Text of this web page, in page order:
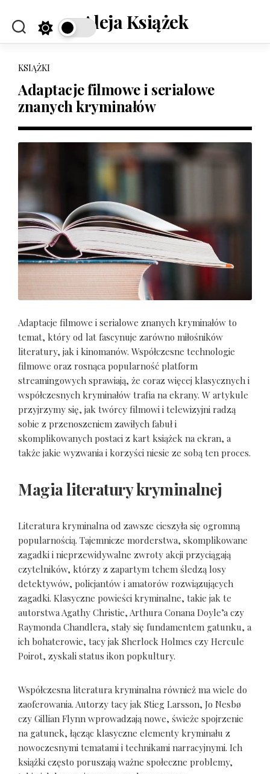
content
Aleja Książek
KSIĄŻKI
Adaptacje filmowe i serialowe
znanych kryminałów
Adaptacje filmowe i serialowe znanych kryminałów to
temat, który od lat fascynuje zarówno miłośników
literatury, jak i kinomanów. Współczesne technologie
filmowe oraz rosnąca popularność platform
streamingowych sprawiają, że coraz więcej klasycznych i
współczesnych kryminałów trafia na ekrany. W artykule
przyjrzymy się, jak twórcy filmowi i telewizyjni radzą
sobie z przenoszeniem zawiłych fabuł i
skomplikowanych postaci z kart książek na ekran, a
także jakie wyzwania i korzyści niesie ze sobą ten proces.
Magia literatury kryminalnej
Literatura kryminalna od zawsze cieszyła się ogromną
popularnością. Tajemnicze morderstwa, skomplikowane
zagadki i nieprzewidywalne zwroty akcji przyciągają
czytelników, którzy z zapartym tchem śledzą losy
detektywów, policjantów i amatorów rozwiązujących
zagadki. Klasyczne powieści kryminalne, takie jak te
autorstwa Agathy Christie, Arthura Conana Doyle’a czy
Raymonda Chandlera, stały się fundamentem gatunku, a
ich bohaterowie, tacy jak Sherlock Holmes czy Hercule
Poirot, zyskali status ikon popkultury.
Współczesna literatura kryminalna również ma wiele do
zaoferowania. Autorzy tacy jak Stieg Larsson, Jo Nesbø
czy Gillian Flynn wprowadzają nowe, świeże spojrzenie
na gatunek, łącząc klasyczne elementy kryminału z
nowoczesnymi tematami i technikami narracyjnymi. Ich
książki często poruszają ważne społeczne problemy,